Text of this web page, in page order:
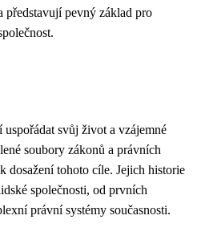
představují pevný základ pro
uspořádat svůj život a vzájemné
soubory zákonů a právních
dosažení tohoto cíle. Jejich historie
společnosti, od prvních
právní systémy současnosti.